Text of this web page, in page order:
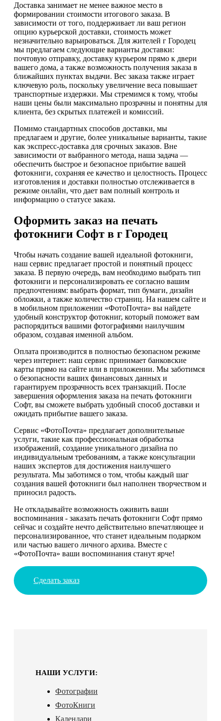
Доставка занимает не менее важное место в
формировании стоимости итогового заказа. В
зависимости от того, поддерживает ли ваш регион
опцию курьерской доставки, стоимость может
незначительно варьироваться. Для жителей г Городец
мы предлагаем следующие варианты доставки:
почтовую отправку, доставку курьером прямо к двери
вашего дома, а также возможность получения заказа в
ближайших пунктах выдачи. Вес заказа также играет
ключевую роль, поскольку увеличение веса повышает
транспортные издержки. Мы стремимся к тому, чтобы
наши цены были максимально прозрачны и понятны для
клиента, без скрытых платежей и комиссий.
Помимо стандартных способов доставки, мы
предлагаем и другие, более уникальные варианты, такие
как экспресс-доставка для срочных заказов. Вне
зависимости от выбранного метода, наша задача —
обеспечить быстрое и безопасное прибытие вашей
фотокниги, сохраняя ее качество и целостность. Процесс
изготовления и доставки полностью отслеживается в
режиме онлайн, что дает вам полный контроль и
информацию о статусе заказа.
Оформить заказ на печать
фотокниги Софт в г Городец
Чтобы начать создание вашей идеальной фотокниги,
наш сервис предлагает простой и понятный процесс
заказа. В первую очередь, вам необходимо выбрать тип
фотокниги и персонализировать ее согласно вашим
предпочтениям: выбрать формат, тип бумаги, дизайн
обложки, а также количество страниц. На нашем сайте и
в мобильном приложении «ФотоПочта» вы найдете
удобный конструктор фотокниг, который поможет вам
распорядиться вашими фотографиями наилучшим
образом, создавая именной альбом.
Оплата производится в полностью безопасном режиме
через интернет: наш сервис принимает банковские
карты прямо на сайте или в приложении. Мы заботимся
о безопасности ваших финансовых данных и
гарантируем прозрачность всех транзакций. После
завершения оформления заказа на печать фотокниги
Софт, вы сможете выбрать удобный способ доставки и
ожидать прибытие вашего заказа.
Сервис «ФотоПочта» предлагает дополнительные
услуги, такие как профессиональная обработка
изображений, создание уникального дизайна по
индивидуальным требованиям, а также консультации
наших экспертов для достижения наилучшего
результата. Мы заботимся о том, чтобы каждый шаг
создания вашей фотокниги был наполнен творчеством и
приносил радость.
Не откладывайте возможность оживить ваши
воспоминания - заказать печать фотокниги Софт прямо
сейчас и создайте нечто действительно впечатляющее и
персонализированное, что станет идеальным подарком
или частью вашего личного архива. Вместе с
«ФотоПочта» ваши воспоминания станут ярче!
Сделать заказ
НАШИ УСЛУГИ:
Фотографии
ФотоКниги
Календари